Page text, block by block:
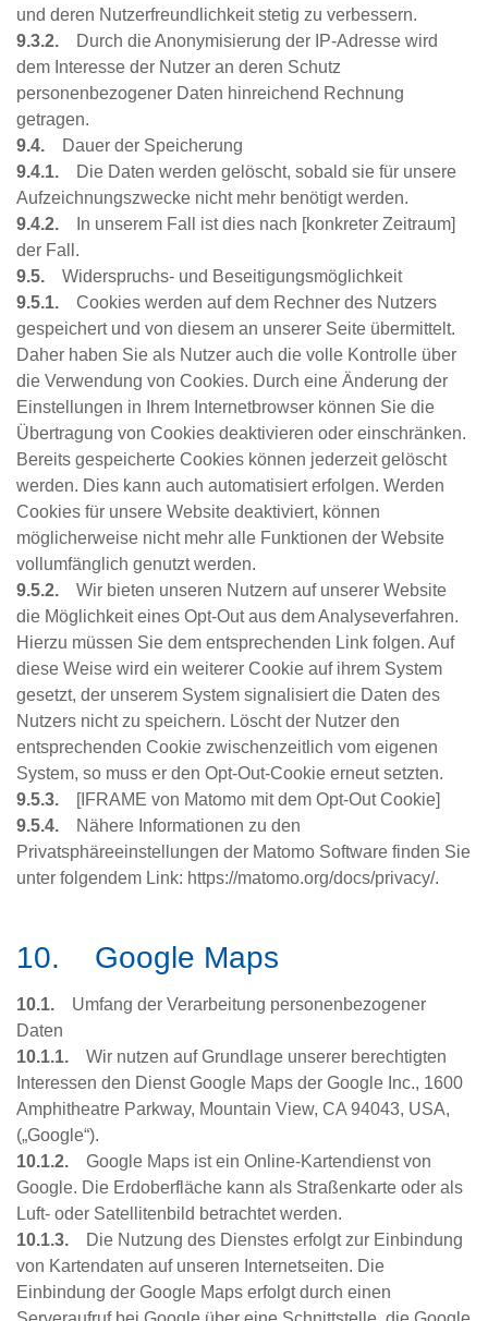
und deren Nutzerfreundlichkeit stetig zu verbessern.
9.3.2. Durch die Anonymisierung der IP-Adresse wird
dem Interesse der Nutzer an deren Schutz
personenbezogener Daten hinreichend Rechnung
getragen.
9.4.
Dauer der Speicherung
9.4.1.
Die Daten werden gelöscht, sobald sie für unsere
Aufzeichnungszwecke nicht mehr benötigt werden.
9.4.2. In unserem Fall ist dies nach [konkreter Zeitraum]
der Fall.
9.5.
Widerspruchs- und Beseitigungsmöglichkeit
9.5.1.
Cookies werden auf dem Rechner des Nutzers
gespeichert und von diesem an unserer Seite übermittelt.
Daher haben Sie als Nutzer auch die volle Kontrolle über
die Verwendung von Cookies. Durch eine Änderung der
Einstellungen in Ihrem Internetbrowser können Sie die
Übertragung von Cookies deaktivieren oder einschränken.
Bereits gespeicherte Cookies können jederzeit gelöscht
werden. Dies kann auch automatisiert erfolgen. Werden
Cookies für unsere Website deaktiviert, können
möglicherweise nicht mehr alle Funktionen der Website
vollumfänglich genutzt werden.
9.5.2.
Wir bieten unseren Nutzern auf unserer Website
die Möglichkeit eines Opt-Out aus dem Analyseverfahren.
Hierzu müssen Sie dem entsprechenden Link folgen. Auf
diese Weise wird ein weiterer Cookie auf ihrem System
gesetzt, der unserem System signalisiert die Daten des
Nutzers nicht zu speichern. Löscht der Nutzer den
entsprechenden Cookie zwischenzeitlich vom eigenen
System, so muss er den Opt-Out-Cookie erneut setzten.
9.5.3.
[IFRAME von Matomo mit dem Opt-Out Cookie]
9.5.4. Nähere Informationen zu den
Privatsphäreeinstellungen der Matomo Software finden Sie
unter folgendem Link: https://matomo.org/docs/privacy/.
10. Google Maps
10.1.
Umfang der Verarbeitung personenbezogener
Daten
10.1.1.
Wir nutzen auf Grundlage unserer berechtigten
Interessen den Dienst Google Maps der Google Inc., 1600
Amphitheatre Parkway, Mountain View, CA 94043, USA,
(„Google“).
10.1.2. Google Maps ist ein Online-Kartendienst von
Google. Die Erdoberfläche kann als Straßenkarte oder als
Luft- oder Satellitenbild betrachtet werden.
10.1.3.
Die Nutzung des Dienstes erfolgt zur Einbindung
von Kartendaten auf unseren Internetseiten. Die
Einbindung der Google Maps erfolgt durch einen